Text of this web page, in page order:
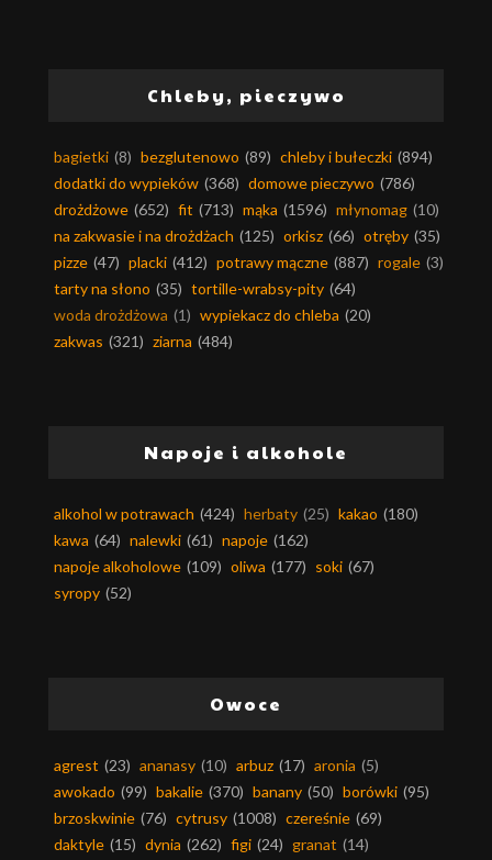
Chleby, pieczywo
bagietki (8) bezglutenowo (89) chleby i bułeczki (894)
dodatki do wypieków (368) domowe pieczywo (786)
drożdżowe (652) fit (713) mąka (1596) młynomag (10)
na zakwasie i na drożdżach (125) orkisz (66) otręby (35)
pizze (47) placki (412) potrawy mączne (887) rogale (3)
tarty na słono (35) tortille-wrabsy-pity (64)
woda drożdżowa (1) wypiekacz do chleba (20)
zakwas (321) ziarna (484)
Napoje i alkohole
alkohol w potrawach (424) herbaty (25) kakao (180)
kawa (64) nalewki (61) napoje (162)
napoje alkoholowe (109) oliwa (177) soki (67)
syropy (52)
Owoce
agrest (23) ananasy (10) arbuz (17) aronia (5)
awokado (99) bakalie (370) banany (50) borówki (95)
brzoskwinie (76) cytrusy (1008) czereśnie (69)
daktyle (15) dynia (262) figi (24) granat (14)